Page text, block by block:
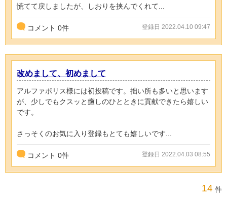
慌てて戻しましたが、しおりを挟んでくれて...
コメント 0件 登録日 2022.04.10 09:47
改めまして、初めまして
アルファポリス様には初投稿です。拙い所も多いと思います
が、少しでもクスッと癒しのひとときに貢献できたら嬉しい
です。
さっそくのお気に入り登録もとても嬉しいです...
コメント 0件 登録日 2022.04.03 08:55
14 件